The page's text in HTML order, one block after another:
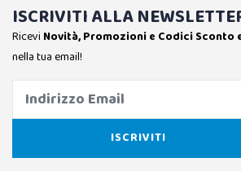
ISCRIVITI ALLA
Ricevi Novità, Promozioni e Codici Sconto
nella tua email!